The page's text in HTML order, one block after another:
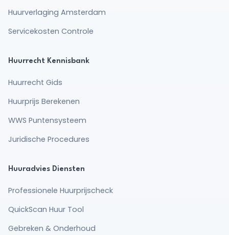
Huurverlaging Amsterdam
Servicekosten Controle
Huurrecht Kennisbank
Huurrecht Gids
Huurprijs Berekenen
WWS Puntensysteem
Juridische Procedures
Huuradvies Diensten
Professionele Huurprijscheck
QuickScan Huur Tool
Gebreken & Onderhoud